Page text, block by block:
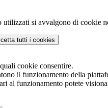
utilizzati si avvalgono di cookie
tutti i cookies
cookie consentire.
il funzionamento della
al funzionamento potete